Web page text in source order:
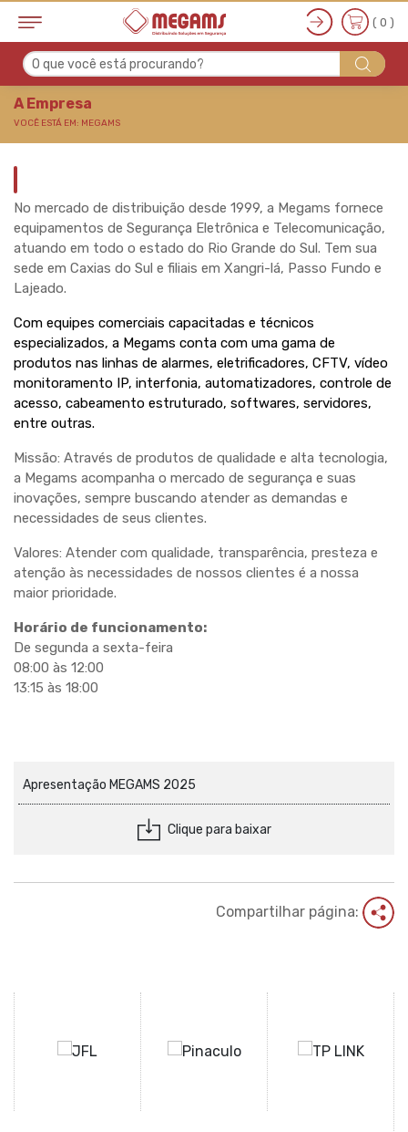
A Empresa
( 0 )
O que você está procurando?
A Empresa
VOCÊ ESTÁ EM: MEGAMS
No mercado de distribuição desde 1999, a Megams fornece
equipamentos de Segurança Eletrônica e Telecomunicação,
atuando em todo o estado do Rio Grande do Sul. Tem sua
sede em Caxias do Sul e filiais em Xangri-lá, Passo Fundo e
Lajeado.
Com equipes comerciais capacitadas e técnicos
especializados, a Megams conta com uma gama de
produtos nas linhas de alarmes, eletrificadores, CFTV, vídeo
monitoramento IP, interfonia, automatizadores, controle de
acesso, cabeamento estruturado, softwares, servidores,
entre outras.
Missão: Através de produtos de qualidade e alta tecnologia,
a Megams acompanha o mercado de segurança e suas
inovações, sempre buscando atender as demandas e
necessidades de seus clientes.
Valores: Atender com qualidade, transparência, presteza e
atenção às necessidades de nossos clientes é a nossa
maior prioridade.
Horário de funcionamento:
De segunda a sexta-feira
08:00 às 12:00
13:15 às 18:00
Apresentação MEGAMS 2025
Clique para baixar
Compartilhar página: